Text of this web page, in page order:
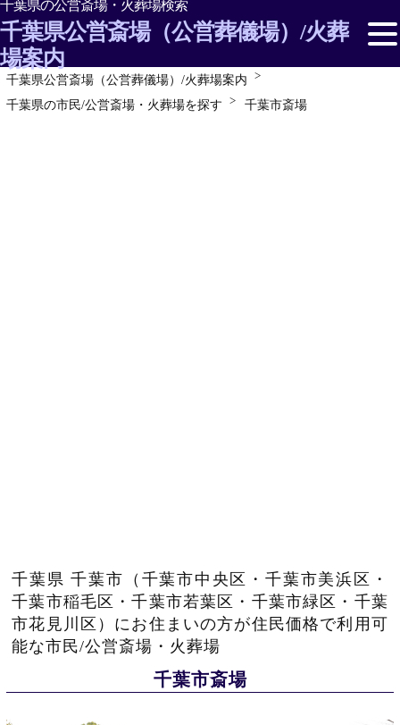
千葉県の公営斎場・火葬場検索
千葉県公営斎場（公営葬儀場）/火葬
場案内
千葉県の市民/公営斎場・火葬場を探す
千葉県公営斎場（公営葬儀場）/火葬場案内
千葉県の市民/公営斎場・火葬場を探す
千葉市斎場
千葉県 千葉市（千葉市中央区・千葉市美浜区・
千葉市稲毛区・千葉市若葉区・千葉市緑区・千葉
市花見川区）にお住まいの方が住民価格で利用可
能な市民/公営斎場・火葬場
千葉市斎場